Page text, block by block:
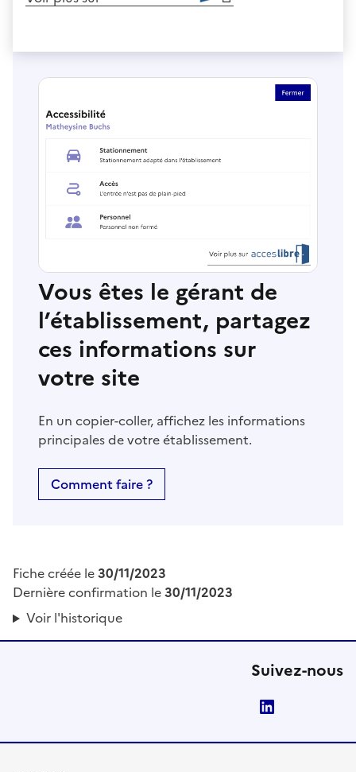
Vous êtes le gérant de
l’établissement, partagez
ces informations sur
votre site
En un copier-coller, affichez les informations
principales de votre établissement.
Comment faire ?
Fiche créée le30/11/2023
Dernière confirmation le30/11/2023
Voir l'historique
Suivez-nous